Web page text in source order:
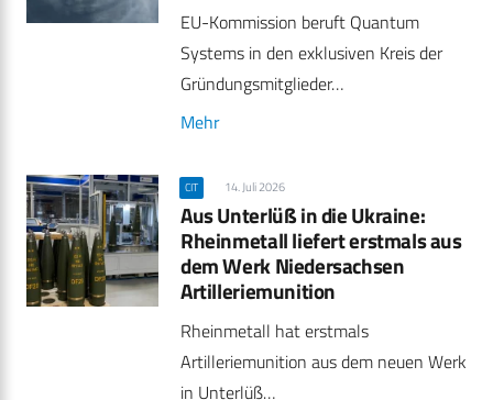
EU-Kommission beruft Quantum
Systems in den exklusiven Kreis der
Gründungsmitglieder…
Mehr
CIT 14. Juli 2026
Aus Unterlüß in die Ukraine:
Rheinmetall liefert erstmals aus
dem Werk Niedersachsen
Artilleriemunition
Rheinmetall hat erstmals
Artilleriemunition aus dem neuen Werk
in Unterlüß…